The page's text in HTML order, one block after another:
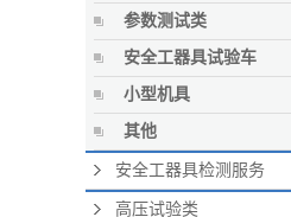
参数测试类
安全工器具试验车
小型机具
其他
安全工器具检测服务
高压试验类